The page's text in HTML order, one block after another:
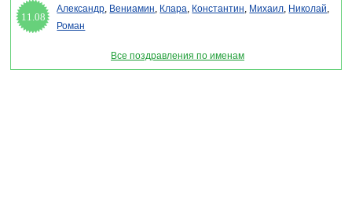
11.08
Александр, Вениамин, Клара, Константин, Михаил, Николай,
Роман
Все поздравления по именам